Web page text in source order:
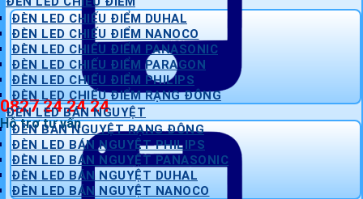
0827 24 24 24
Hỗ trợ tư vấn
ĐÈN LED CHIẾU ĐIỂM DUHAL
ĐÈN LED CHIẾU ĐIỂM NANOCO
ĐÈN LED CHIẾU ĐIỂM PANASONIC
ĐÈN LED CHIẾU ĐIỂM PARAGON
ĐÈN LED CHIẾU ĐIỂM PHILIPS
ĐÈN LED CHIẾU ĐIỂM RẠNG ĐÔNG
ĐÈN LED BÁN NGUYỆT
ĐÈN BÁN NGUYỆT RẠNG ĐÔNG
ĐÈN LED BÁN NGUYỆT PHILIPS
ĐÈN LED BÁN NGUYỆT PANASONIC
ĐÈN LED BÁN NGUYỆT DUHAL
ĐÈN LED BÁN NGUYỆT NANOCO